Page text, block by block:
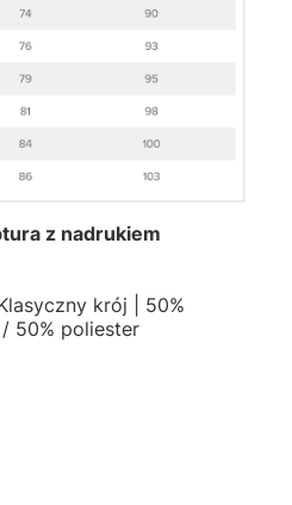
z nadrukiem
krój | 50%
/ 50% poliester